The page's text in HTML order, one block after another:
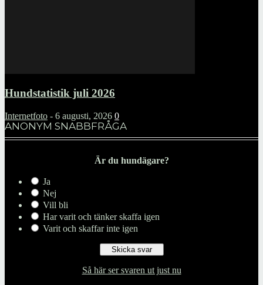
Hundstatistik juli 2026
Internetfoto - 6 augusti, 2026 0
ANONYM SNABBFRÅGA
Är du hundägare?
Ja
Nej
Vill bli
Har varit och tänker skaffa igen
Varit och skaffar inte igen
Så här ser svaren ut just nu